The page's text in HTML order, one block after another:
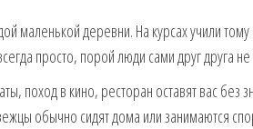
маленькой деревни. На курсах учили
просто, порой люди сами друг друга
поход в кино, ресторан оставят вас без
обычно сидят дома или занимаются